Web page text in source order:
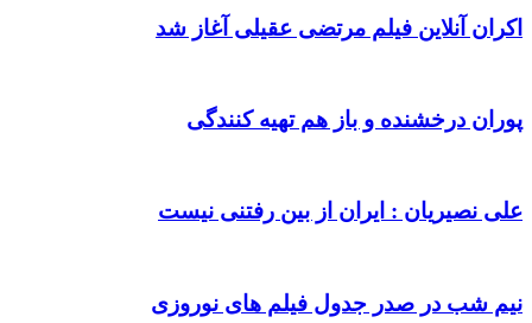
اکران آنلاین فیلم مرتضی عقیلی آغاز شد
پوران درخشنده و باز هم تهیه کنندگی
علی نصیریان : ایران از بین رفتنی نیست
نیم شب در صدر جدول فیلم های نوروزی